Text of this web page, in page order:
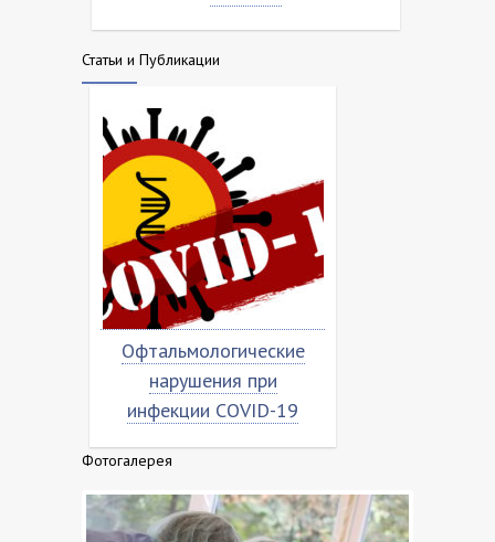
Статьи и Публикации
Офтальмологические
нарушения при
инфекции COVID-19
Фотогалерея